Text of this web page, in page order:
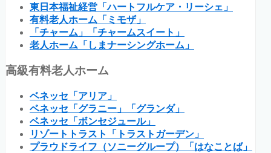
東日本福祉経営「ハートフルケア・リーシェ」
有料老人ホーム「ミモザ」
「チャーム」「チャームスイート」
老人ホーム「しまナーシングホーム」
高級有料老人ホーム
ベネッセ「アリア」
ベネッセ「グラニー」「グランダ」
ベネッセ「ボンセジュール」
リゾートトラスト「トラストガーデン」
プラウドライフ（ソニーグループ）「はなことば」